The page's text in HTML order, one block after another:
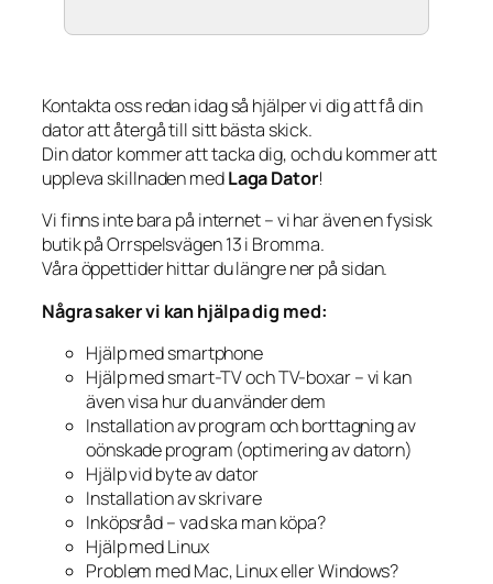
Kontakta oss redan idag så hjälper vi dig att få din
dator att återgå till sitt bästa skick.
Din dator kommer att tacka dig, och du kommer att
uppleva skillnaden medLaga Dator!
Vi finns inte bara på internet – vi har även en fysisk
butik på Orrspelsvägen 13 i Bromma.
Våra öppettider hittar du längre ner på sidan.
Några saker vi kan hjälpa dig med:
Hjälp med smartphone
Hjälp med smart-TV och TV-boxar – vi kan
även visa hur du använder dem
Installation av program och borttagning av
oönskade program (optimering av datorn)
Hjälp vid byte av dator
Installation av skrivare
Inköpsråd – vad ska man köpa?
Hjälp med Linux
Problem med Mac, Linux eller Windows?